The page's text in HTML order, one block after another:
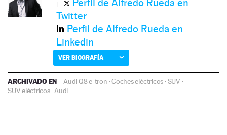
Twitter
Perfil de Alfredo Rueda en
Linkedin
VER BIOGRAFÍA
ARCHIVADO EN Audi Q8 e-tron ·Coches eléctricos ·SUV ·
SUV eléctricos·Audi